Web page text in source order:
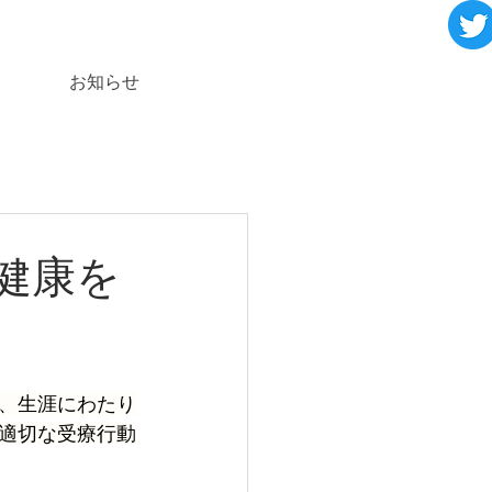
お知らせ
康を
生涯にわたり
切な受療行動